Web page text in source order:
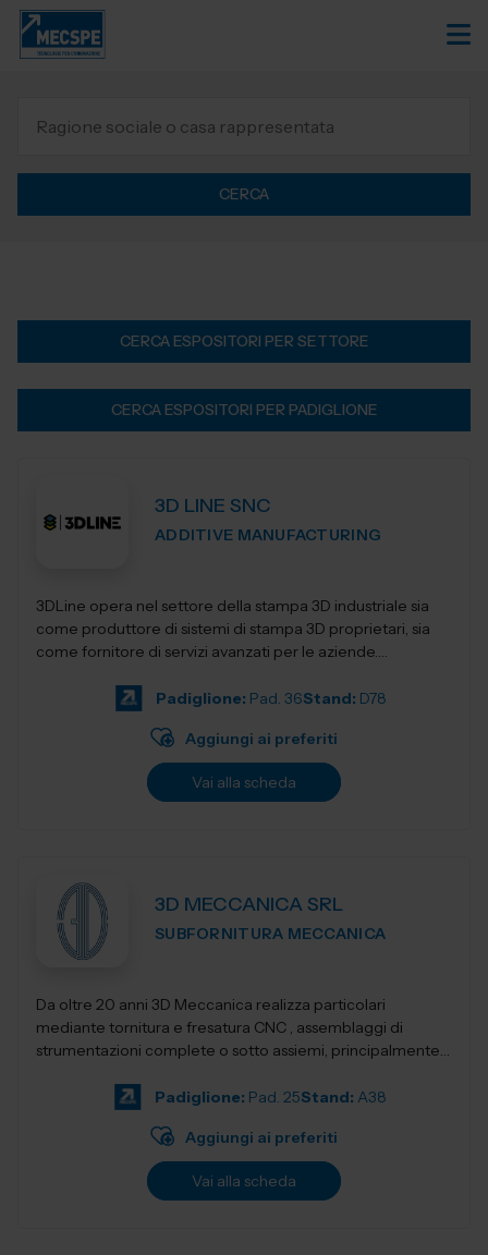
CERCA
CERCA ESPOSITORI PER SETTORE
CERCA ESPOSITORI PER PADIGLIONE
3D LINE SNC
ADDITIVE MANUFACTURING
3DLine opera nel settore della stampa 3D industriale sia
come produttore di sistemi di stampa 3D proprietari, sia
come fornitore di servizi avanzati per le aziende.
Padiglione: Pad. 36Stand: D78
Aggiungi ai preferiti
Vai alla scheda
3D MECCANICA SRL
SUBFORNITURA MECCANICA
Da oltre 20 anni 3D Meccanica realizza particolari
mediante tornitura e fresatura CNC , assemblaggi di
strumentazioni complete o sotto assiemi, principalmente
Padiglione: Pad. 25Stand: A38
Aggiungi ai preferiti
Vai alla scheda